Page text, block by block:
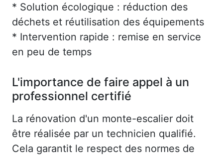
* Solution écologique : réduction des
déchets et réutilisation des équipements
* Intervention rapide : remise en service
en peu de temps
L'importance de faire appel à un
professionnel certifié
La rénovation d'un monte-escalier doit
être réalisée par un technicien qualifié.
Cela garantit le respect des normes de